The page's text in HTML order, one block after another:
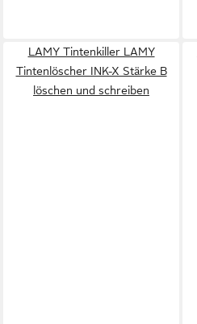
LAMY Tintenkiller LAMY
Tintenlöscher INK-X Stärke B
löschen und schreiben